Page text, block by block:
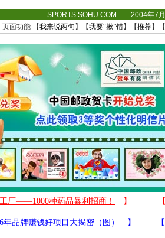
SPORTS.SOHU.COM 2004年7
页面功能 【我来说两句 】【我要“揪”错】【推荐】